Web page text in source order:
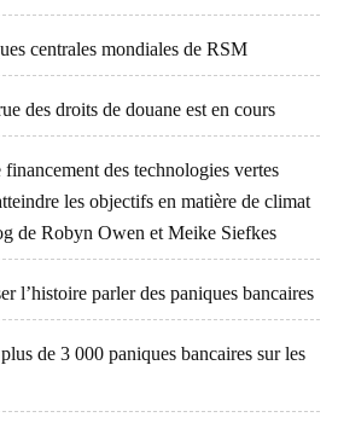
centrales mondiales de RSM
des droits de douane est en cours
des technologies vertes
les objectifs en matière de climat
de Robyn Owen et Meike Siefkes
l’histoire parler des paniques bancaires
de 3 000 paniques bancaires sur les